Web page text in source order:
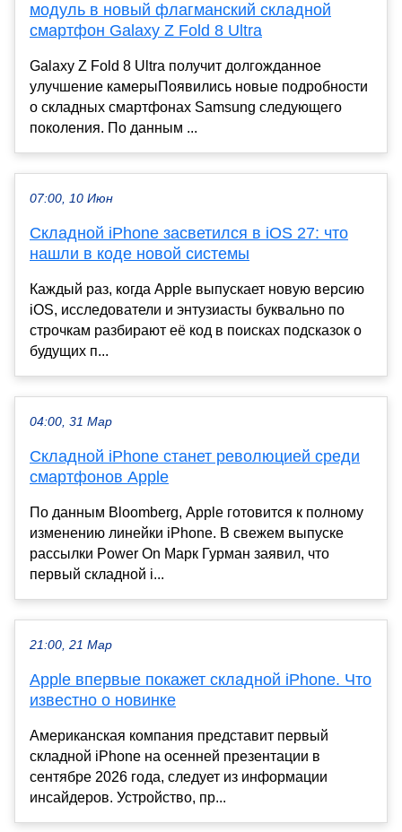
модуль в новый флагманский складной
смартфон Galaxy Z Fold 8 Ultra
Galaxy Z Fold 8 Ultra получит долгожданное
улучшение камерыПоявились новые подробности
о складных смартфонах Samsung следующего
поколения. По данным ...
07:00, 10 Июн
Складной iPhone засветился в iOS 27: что
нашли в коде новой системы
Каждый раз, когда Apple выпускает новую версию
iOS, исследователи и энтузиасты буквально по
строчкам разбирают её код в поисках подсказок о
будущих п...
04:00, 31 Мар
Складной iPhone станет революцией среди
смартфонов Apple
По данным Bloomberg, Apple готовится к полному
изменению линейки iPhone. В свежем выпуске
рассылки Power On Марк Гурман заявил, что
первый складной i...
21:00, 21 Мар
Apple впервые покажет складной iPhone. Что
известно о новинке
Американская компания представит первый
складной iPhone на осенней презентации в
сентябре 2026 года, следует из информации
инсайдеров. Устройство, пр...